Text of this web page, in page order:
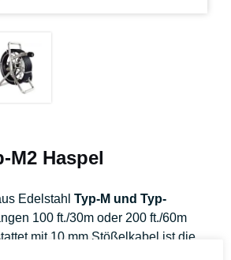
M2 Haspel
Edelstahl Typ-M und Typ-
100 ft./30m oder 200 ft./60m
mit 10 mm Stößelkabel ist die